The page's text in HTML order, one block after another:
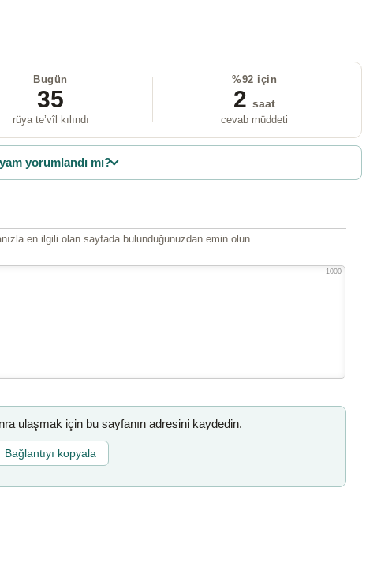
Bugün
35
rüya te’vîl kılındı
%92 için
2 saat
cevab müddeti
yorumlandı mı?
en ilgili olan sayfada bulunduğunuzdan emin olun.
1000
ulaşmak için bu sayfanın adresini kaydedin.
Bağlantıyı kopyala